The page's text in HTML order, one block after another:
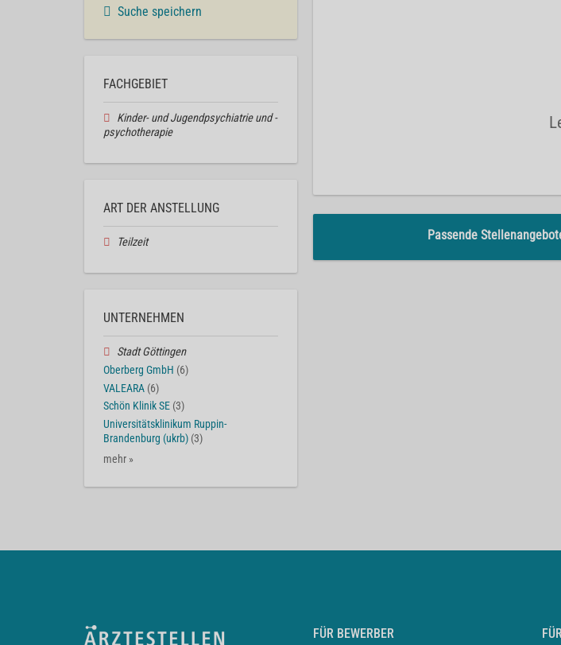
Passende
Suche speichern
FACHGEBIET
Kinder- und Jugendpsychiatrie und -
psychotherapie
ART DER ANSTELLUNG
Teilzeit
UNTERNEHMEN
Stadt Göttingen
Oberberg GmbH (6)
VALEARA (6)
Schön Klinik SE (3)
Universitätsklinikum Ruppin-
Brandenburg (ukrb) (3)
mehr »
FÜR BEWERBER